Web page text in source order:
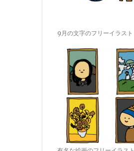
9月の文字のフリーイラスト